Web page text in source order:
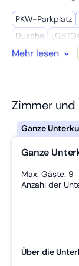
PKW-Parkplatz
Dusche
Kühl­schrank
Badewanne
Mikro­welle
Mehr lesen
Zimmer
Ganze
Max. Gäste: 9
Anzahl der
Über die